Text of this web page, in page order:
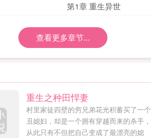
第1章 重生异世
查看更多章节...
重生之种田悍妻
村里家徒四壁的穷兄弟花光积蓄买了一个
丑媳妇，却是一个拥有穿越而来的杀手，
从此只有不但把自己变成了最漂亮的媳